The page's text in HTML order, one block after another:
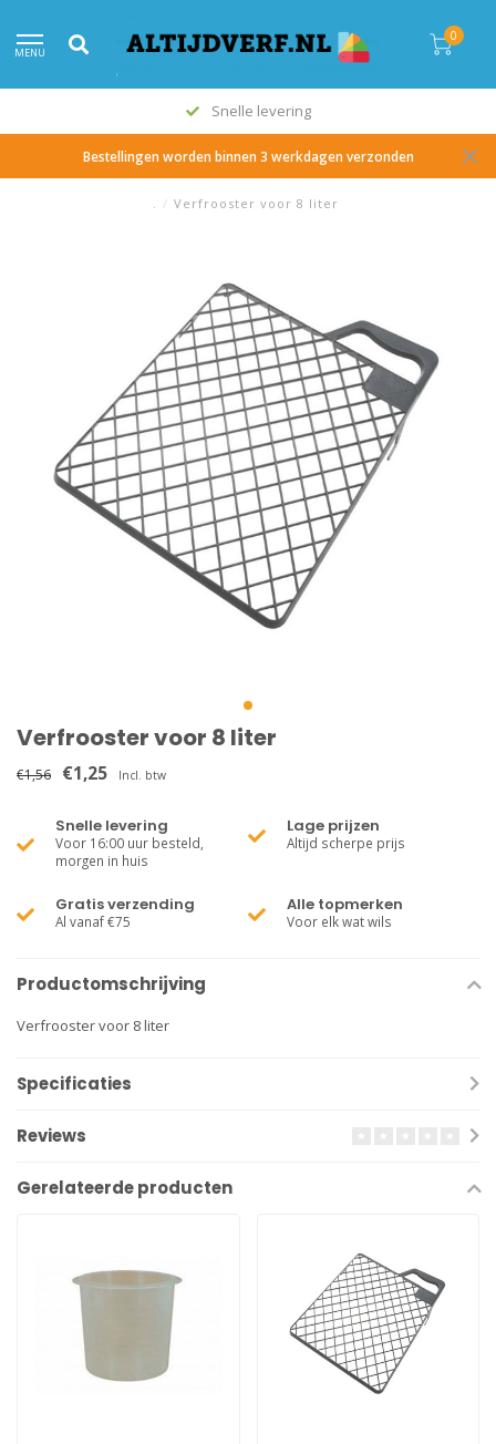
MENU
0
Snelle levering
Bestellingen worden binnen 3 werkdagen verzonden
. / Verfrooster voor 8 liter
Verfrooster voor 8 liter
€1,56 €1,25 Incl. btw
Snelle levering
Voor 16:00 uur besteld,
morgen in huis
Lage prijzen
Altijd scherpe prijs
Gratis verzending
Al vanaf €75
Alle topmerken
Voor elk wat wils
Productomschrijving
Verfrooster voor 8 liter
Specificaties
Reviews
Gerelateerde producten